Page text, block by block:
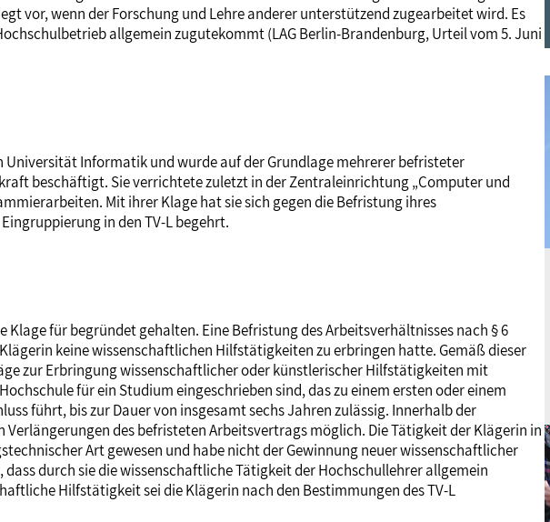
Frauen
Senioren
Versorgung
Rechtsprechung
Tarifverträge
Bildung
Akademie
vor, wenn der Forschung und Lehre anderer unterstützend zugearbeitet wird. Es
allgemein zugutekommt (LAG Berlin-Brandenburg, Urteil vom 5. Juni
Universität Informatik und wurde auf der Grundlage mehrerer befristeter
beschäftigt. Sie verrichtete zuletzt in der Zentraleinrichtung „Computer und
Mit ihrer Klage hat sie sich gegen die Befristung ihres
in den TV-L begehrt.
Klage für begründet gehalten. Eine Befristung des Arbeitsverhältnisses nach § 6
keine wissenschaftlichen Hilfstätigkeiten zu erbringen hatte. Gemäß dieser
zur Erbringung wissenschaftlicher oder künstlerischer Hilfstätigkeiten mit
für ein Studium eingeschrieben sind, das zu einem ersten oder einem
führt, bis zur Dauer von insgesamt sechs Jahren zulässig. Innerhalb der
Verlängerungen des befristeten Arbeitsvertrags möglich. Die Tätigkeit der Klägerin in
Art gewesen und habe nicht der Gewinnung neuer wissenschaftlicher
durch sie die wissenschaftliche Tätigkeit der Hochschullehrer allgemein
Hilfstätigkeit sei die Klägerin nach den Bestimmungen des TV-L